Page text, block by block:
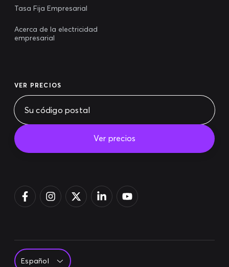
Tasa Fija Empresarial
Acerca de la electricidad
empresarial
VER PRECIOS
Ver precios